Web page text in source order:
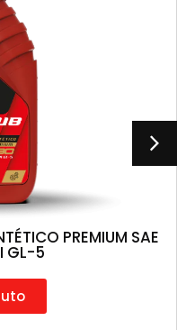
PREMIUM SAE
GL-5